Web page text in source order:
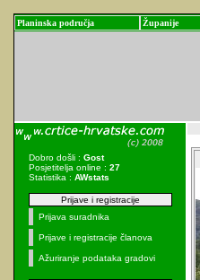
Planinska područja Županije
Dobro došli : Gost
Posjetitelja online : 27
Statistika : AWstats
Prijave i registracije
Prijava suradnika
Prijave i registracije članova
Ažuriranje podataka gradovi